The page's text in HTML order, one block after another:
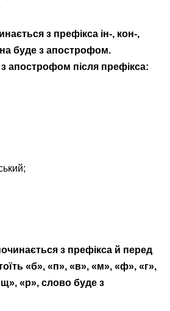
з префікса ін-, кон-,
буде з апострофом.
апострофом після префікса:
з префікса й перед
«б», «п», «в», «м», «ф», «г»,
«р», слово буде з